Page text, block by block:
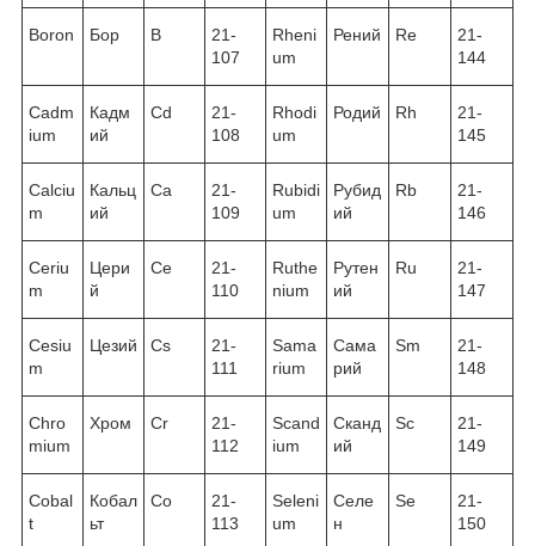
Boron Бор B
21-
107
Rheni
um
Рений Re
21-
144
Cadm
ium
Кадм
ий
Cd
21-
108
Rhodi
um
Родий Rh
21-
145
Calciu
m
Кальц
ий
Ca
21-
109
Rubidi
um
Рубид
ий
Rb
21-
146
Ceriu
m
Цери
й
Ce
21-
110
Ruthe
nium
Рутен
ий
Ru
21-
147
Cesiu
m
Цезий Cs
21-
111
Sama
rium
Сама
рий
Sm
21-
148
Chro
mium
Хром Cr
21-
112
Scand
ium
Сканд
ий
Sc
21-
149
Cobal
t
Кобал
ьт
Co
21-
113
Seleni
um
Селе
н
Se
21-
150